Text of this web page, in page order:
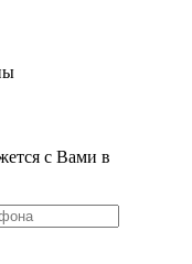
с Вами в